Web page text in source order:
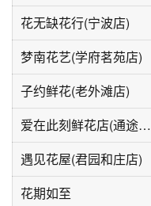
花无缺花行(宁波店)
梦南花艺(学府茗苑店)
子约鲜花(老外滩店)
爱在此刻鲜花店(通途路店)
遇见花屋(君园和庄店)
花期如至